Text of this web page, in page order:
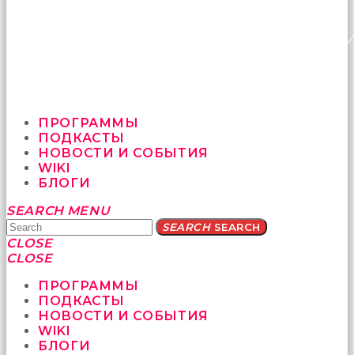
ПРОГРАММЫ
ПОДКАСТЫ
НОВОСТИ И СОБЫТИЯ
WIKI
БЛОГИ
Yatağa
bile
geçmeye
fırsat
sikici
kocalar
güzel
karıları
SEARCH MENU
SEARCHSEARCH
CLOSE
CLOSE
ПРОГРАММЫ
ПОДКАСТЫ
НОВОСТИ И СОБЫТИЯ
WIKI
БЛОГИ